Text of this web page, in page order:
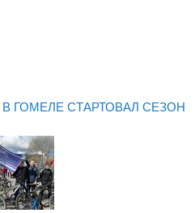
ГОМЕЛЕ СТАРТОВАЛ СЕЗОН